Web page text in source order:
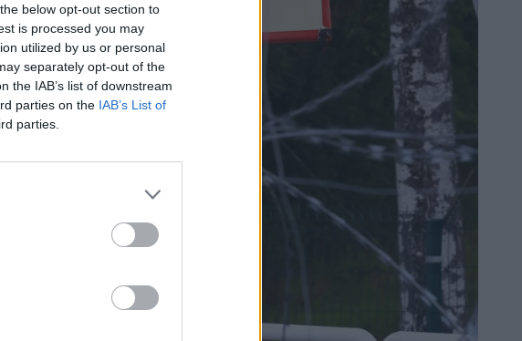
below opt-out section to
is processed you may
utilized by us or personal
separately opt-out of the
the IAB’s list of downstream
parties on the IAB’s List of
parties.